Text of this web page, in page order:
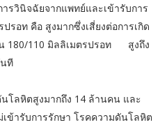
รวินิจฉัยจากแพทย์และเข้ารับการ
รอท คือ สูงมากซึ่งเสี่ยงต่อการเกิด
180/110 มิลลิเมตรปรอท สูงถึง
ที
โลหิตสูงมากถึง 14 ล้านคน และ
ข้ารับการรักษา โรคความดันโลหิต